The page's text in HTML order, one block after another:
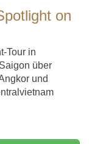
on
Tour in
über
und